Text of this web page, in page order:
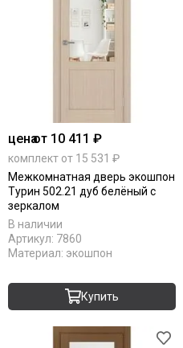
ценаот 10 411 ₽
комплект от 15 531 ₽
Межкомнатная дверь экошпон
Турин 502.21 дуб белёный с
зеркалом
В наличии
Артикул: 7860
Материал: экошпон
Купить